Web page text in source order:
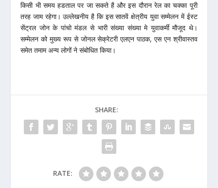
किसी भी समय हडताल पर जा सकते है और इस दौरान रेल का चक्का पूरी
तरह जाम रहेगा। उल्लेखनीय है कि इस सातवें क्षेत्रीय युवा सम्मेलन में ईस्ट
सेंट्रल जोन के पांचो मंडल से भारी संख्या संख्या मे युवाकर्मी मौजूद थे।
सम्मेलन को मुख्य रूप से जोनल सेक्रेटरी एलएन पाठक, एस एन श्रीवास्तव
समेत तमाम अन्य लोगों ने संबोधित किया।
SHARE:
RATE: